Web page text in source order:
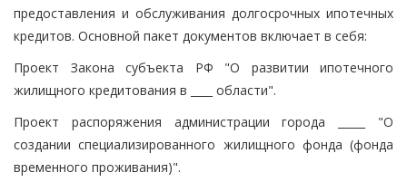
предоставления и обслуживания долгосрочных ипотечных
кредитов. Основной пакет документов включает в себя:
Проект Закона субъекта РФ "О развитии ипотечного
жилищного кредитования в ____ области".
Проект распоряжения администрации города _____ "О
создании специализированного жилищного фонда (фонда
временного проживания)".